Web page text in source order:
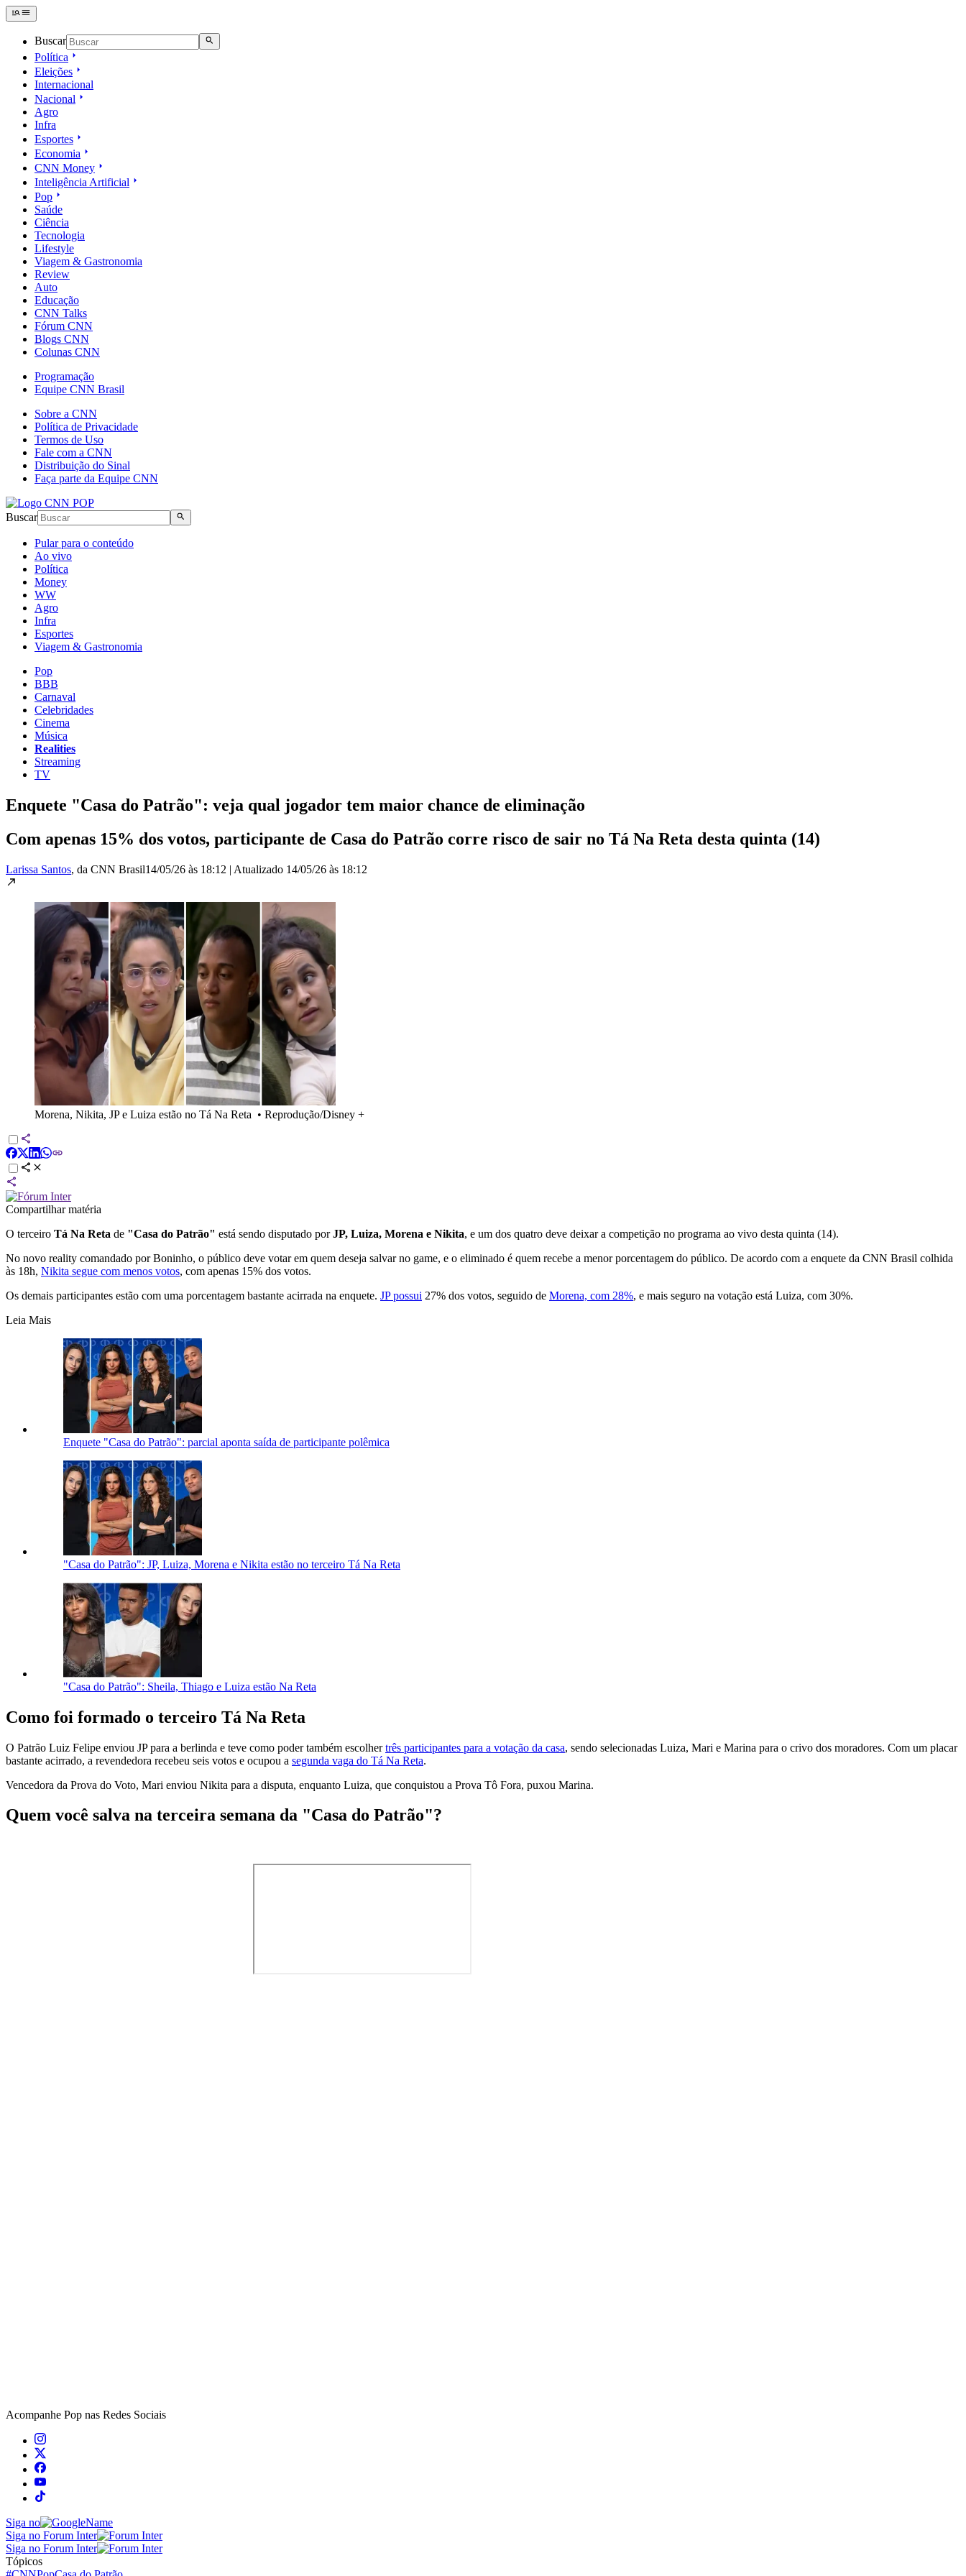
Buscar
Política
Eleições
Internacional
Nacional
Agro
Infra
Esportes
Economia
CNN Money
Inteligência Artificial
Pop
Saúde
Ciência
Tecnologia
Lifestyle
Viagem & Gastronomia
Review
Auto
Educação
CNN Talks
Fórum CNN
Blogs CNN
Colunas CNN
Programação
Equipe CNN Brasil
Sobre a CNN
Política de Privacidade
Termos de Uso
Fale com a CNN
Distribuição do Sinal
Faça parte da Equipe CNN
Buscar
Pular para o conteúdo
Ao vivo
Política
Money
WW
Agro
Infra
Esportes
Viagem & Gastronomia
Pop
BBB
Carnaval
Celebridades
Cinema
Música
Realities
Streaming
TV
Enquete "Casa do Patrão": veja qual jogador tem maior chance de eliminação
Com apenas 15% dos votos, participante de Casa do Patrão corre risco de sair no Tá Na Reta desta quinta (14)
Larissa Santos, da CNN Brasil14/05/26 às 18:12 | Atualizado 14/05/26 às 18:12
Morena, Nikita, JP e Luiza estão no Tá Na Reta • Reprodução/Disney +
Compartilhar matéria
O terceiro Tá Na Reta de "Casa do Patrão" está sendo disputado porJP, Luiza, Morena e Nikita, e um dos quatro deve deixar a competição no programa ao vivo desta quinta (14).
No novo reality comandado por Boninho, o público deve votar em quem deseja salvar no game, e o eliminado é quem recebe a menor porcentagem do público. De acordo com a enquete da CNN Brasil colhida
às 18h, Nikita segue com menos votos, com apenas 15% dos votos.
Os demais participantes estão com uma porcentagem bastante acirrada na enquete. JP possui 27% dos votos, seguido de Morena, com 28%, e mais seguro na votação está Luiza, com 30%.
Leia Mais
Enquete "Casa do Patrão": parcial aponta saída de participante polêmica
"Casa do Patrão": JP, Luiza, Morena e Nikita estão no terceiro Tá Na Reta
"Casa do Patrão": Sheila, Thiago e Luiza estão Na Reta
Como foi formado o terceiro Tá Na Reta
O Patrão Luiz Felipe enviou JP para a berlinda e teve como poder também escolhertrês participantes para a votação da casa, sendo selecionadas Luiza, Mari e Marina para o crivo dos moradores. Com um placar
bastante acirrado, a revendedora recebeu seis votos e ocupou a segunda vaga do Tá Na Reta.
Vencedora da Prova do Voto, Mari enviou Nikita para a disputa, enquanto Luiza, que conquistou a Prova Tô Fora, puxou Marina.
Quem você salva na terceira semana da "Casa do Patrão"?
Acompanhe Pop nas Redes Sociais
Siga no
Siga no Forum Inter
Siga no Forum Inter
Tópicos